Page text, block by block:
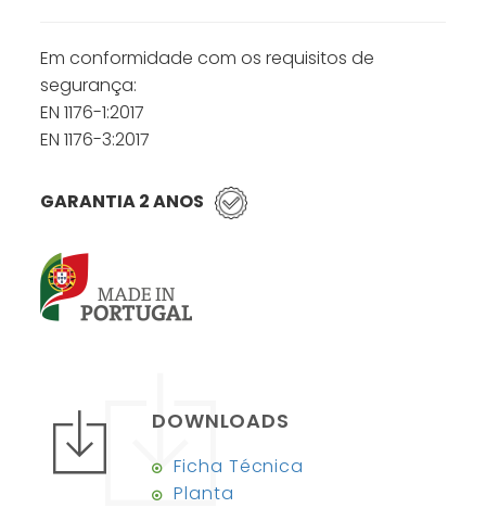
Em conformidade com os requisitos de
segurança:
EN 1176-1:2017
EN 1176-3:2017
GARANTIA 2 ANOS
DOWNLOADS
Ficha Técnica
Planta